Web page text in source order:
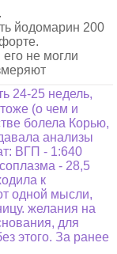
йодомарин 200
не могли
24-25 недель,
(о чем и
болела Корью,
анализы
ВГП - 1:640
- 28,5
к
одной мысли,
желания на
для
этого. За ранее